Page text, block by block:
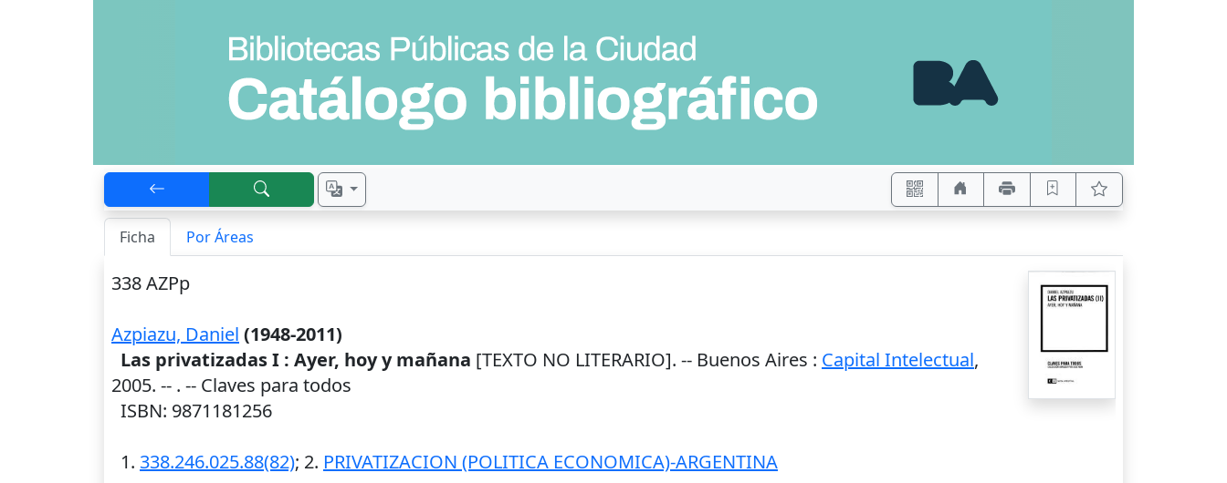
Ficha Por Áreas
338 AZPp
Azpiazu, Daniel (1948-2011)
Las privatizadas I : Ayer, hoy y mañana [TEXTO NO LITERARIO]. -- Buenos Aires : Capital Intelectual,
2005. -- . -- Claves para todos
ISBN: 9871181256
1. 338.246.025.88(82); 2. PRIVATIZACION (POLITICA ECONOMICA)-ARGENTINA